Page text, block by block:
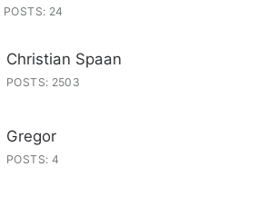
POSTS: 24
Christian Spaan
POSTS: 2503
Gregor
POSTS: 4